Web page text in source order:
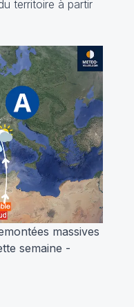
territoire à partir
massives
semaine -